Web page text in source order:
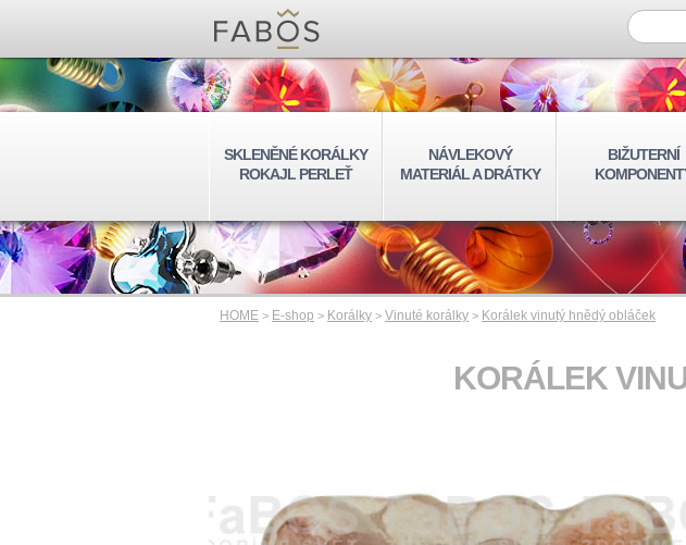
SKLENĚNÉ KORÁLKY
ROKAJL PERLEŤ
NÁVLEKOVÝ
MATERIÁL A DRÁTKY
BIŽUTERNÍ
HOME > E-shop > Korálky > Vinuté korálky > Korálek vinutý hnědý obláček
KORÁLEK